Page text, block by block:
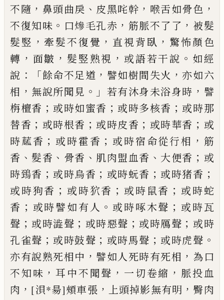
不隨 ， 鼻頭曲戾 、 皮黑咤幹 ， 喉舌如骨色 ，
不復知味 。 口𤍜毛孔赤 ， 筋脈不了了 ， 被髮
髮竪 ， 牽髮不復覺 ， 直視背臥 ， 驚怖顏色
轉 ， 面皺 ， 髮竪熟視 ， 或語若干說 。 如經
說 ：「餘命不足道 ， 譬如樹間失火 ，亦如六
相 ， 無說所聞見 。」 若有沐身未浴身時 ， 譬
栴檀香 ； 或時如蜜香 ； 或時多核香 ； 或時那
替香 ； 或時根香 ； 或時皮香 ； 或時華香 ； 或
時蓏香 ； 或時霍香 ； 或時宿命從行相 ， 筋
香 、髮香 、 骨香 、 肌肉盟血香 、 大便香 ； 或
時鵄香 ； 或時烏香 ； 或時蚖香 ； 或時猪香 ；
或時狗香 ； 或時狖香 ； 或時鼠香 ； 或時蛇
香 ； 或時譬如有人 。 或時啄木聲 ； 或時瓦
聲 ； 或時澁聲 ； 或時惡聲 ； 或時鴈聲 ； 或時
孔雀聲 ； 或時鼓聲 ； 或時馬聲 ； 或時虎聲 。
亦有說熟死相中 ， 譬如人死時有死相 ， 為口
不知味 ，耳中不聞聲 ， 一切卷縮 ， 脈投血
肉 ， [浿*昜]頰車張 ， 上頭掉影無有明 ， 臀肉